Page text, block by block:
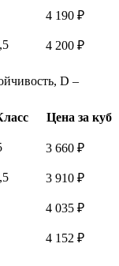
4 190 ₽
4 200 ₽
D –
Цена за куб
3 660 ₽
3 910 ₽
4 035 ₽
4 152 ₽